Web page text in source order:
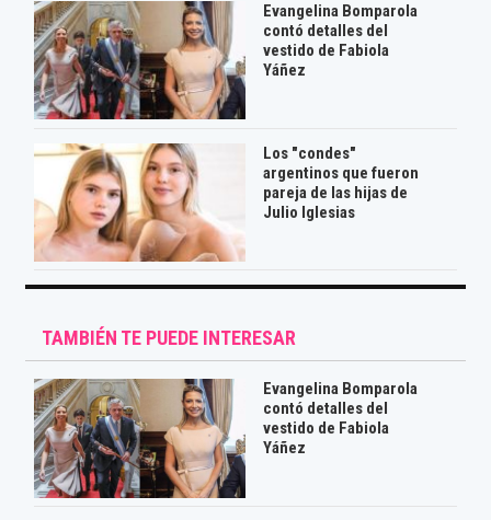
Evangelina Bomparola
contó detalles del
vestido de Fabiola
Yáñez
Los "condes"
argentinos que fueron
pareja de las hijas de
Julio Iglesias
TAMBIÉN TE PUEDE INTERESAR
Evangelina Bomparola
contó detalles del
vestido de Fabiola
Yáñez